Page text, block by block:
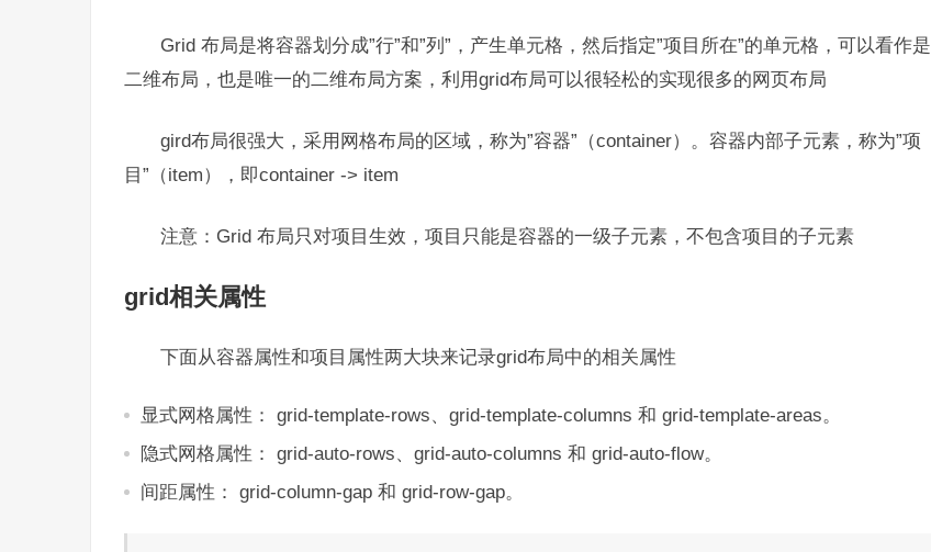
Grid 布局是将容器划分成”行”和”列”，产生单元格，然后指定”项目所在”的单元格，可以看作是
二维布局，也是唯一的二维布局方案，利用grid布局可以很轻松的实现很多的网页布局
gird布局很强大，采用网格布局的区域，称为”容器”（container）。容器内部子元素，称为”项
目”（item），即container -> item
注意：Grid 布局只对项目生效，项目只能是容器的一级子元素，不包含项目的子元素
grid相关属性
下面从容器属性和项目属性两大块来记录grid布局中的相关属性
显式网格属性： grid-template-rows、grid-template-columns 和 grid-template-areas。
隐式网格属性： grid-auto-rows、grid-auto-columns 和 grid-auto-flow。
间距属性： grid-column-gap 和 grid-row-gap。